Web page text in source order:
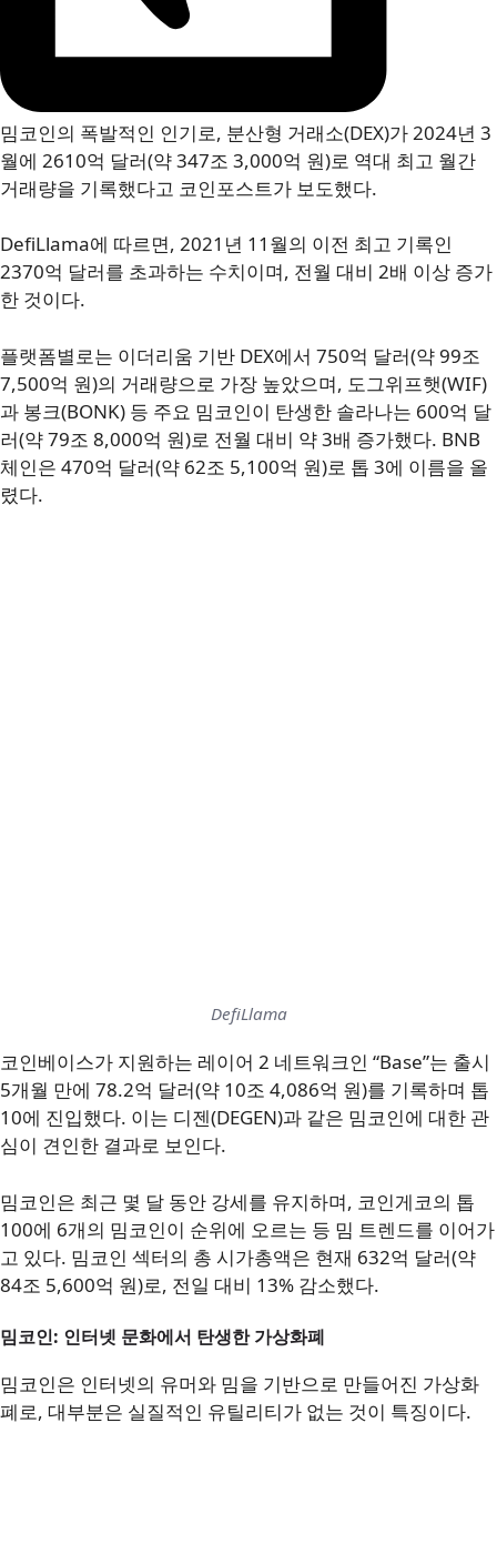
밈코인의 폭발적인 인기로, 분산형 거래소(DEX)가 2024년 3
월에 2610억 달러(약 347조 3,000억 원)로 역대 최고 월간
거래량을 기록했다고 코인포스트가 보도했다.
DefiLlama에 따르면, 2021년 11월의 이전 최고 기록인
2370억 달러를 초과하는 수치이며, 전월 대비 2배 이상 증가
한 것이다.
플랫폼별로는 이더리움 기반 DEX에서 750억 달러(약 99조
7,500억 원)의 거래량으로 가장 높았으며, 도그위프햇(WIF)
과 봉크(BONK) 등 주요 밈코인이 탄생한 솔라나는 600억 달
러(약 79조 8,000억 원)로 전월 대비 약 3배 증가했다. BNB
체인은 470억 달러(약 62조 5,100억 원)로 톱 3에 이름을 올
렸다.
DefiLlama
코인베이스가 지원하는 레이어 2 네트워크인 “Base”는 출시
5개월 만에 78.2억 달러(약 10조 4,086억 원)를 기록하며 톱
10에 진입했다. 이는 디젠(DEGEN)과 같은 밈코인에 대한 관
심이 견인한 결과로 보인다.
밈코인은 최근 몇 달 동안 강세를 유지하며, 코인게코의 톱
100에 6개의 밈코인이 순위에 오르는 등 밈 트렌드를 이어가
고 있다. 밈코인 섹터의 총 시가총액은 현재 632억 달러(약
84조 5,600억 원)로, 전일 대비 13% 감소했다.
밈코인: 인터넷 문화에서 탄생한 가상화폐
밈코인은 인터넷의 유머와 밈을 기반으로 만들어진 가상화
폐로, 대부분은 실질적인 유틸리티가 없는 것이 특징이다.